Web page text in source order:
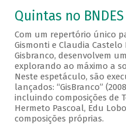
Quintas no
Com um repertório único
Gismonti e Claudia
Gisbranco, desenvolvem
explorando ao máximo a
Neste espetáculo, são
lançados: “GisBranco”
incluindo composições de
Hermeto Pascoal, Edu
composições próprias.